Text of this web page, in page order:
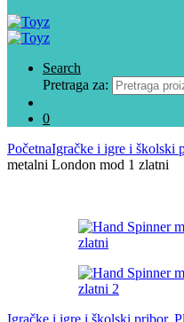
Search
Pretraga za:
0
PočetnaIgračke i igre i školski
metalni London mod 1 zlatni
Igračke i igre i školski pribor,